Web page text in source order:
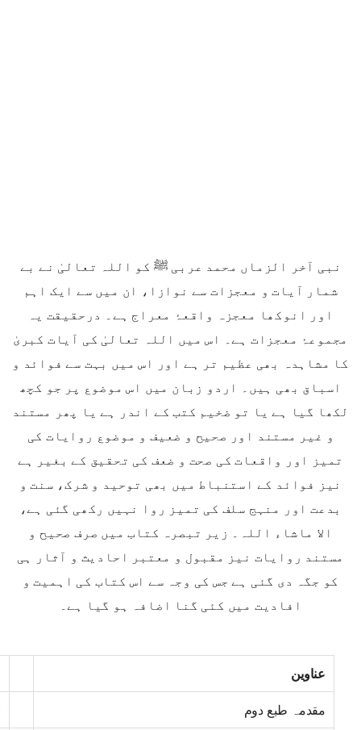
نبی آخر الزماں محمد عربی ﷺ کو اللہ تعالیٰ نے بے
شمار آیات و معجزات سے نوازا، ان میں سے ایک اہم
اور انوکھا معجزہ واقعۂ معراج ہے۔ درحقیقت یہ
مجموعۂ معجزات ہے۔ اس میں اللہ تعالیٰ کی آیات کبریٰ
کا مشاہدہ بھی عظیم تر ہے اور اس میں بہت سے فوائد و
اسباق بھی ہیں۔ اردو زبان میں اس موضوع پر جو کچھ
لکھا گیا ہے یا تو ضخیم کتب کے اندر ہے یا پھر مستند
و غیر مستند اور صحیح و ضعیف و موضوع روایات کی
تمیز اور واقعات کی صحت و ضعف کی تحقیق کے بغیر ہے
نیز فوائد کے استنباط میں بھی توحید و شرک، سنت و
بدعت اور منہج سلف کی تمیز روا نہیں رکھی گئی ہے،
الا ماشاء اللہ۔ زیر تبصرہ کتاب میں صرف صحیح و
مستند روایات نیز مقبول و معتبر احادیث و آثار ہی
کو جگہ دی گئی ہے جس کی وجہ سے اس کتاب کی اہمیت و
افادیت میں کئی گنا اضافہ ہو گیا ہے۔
عناوین
مقدمہ طبع دوم